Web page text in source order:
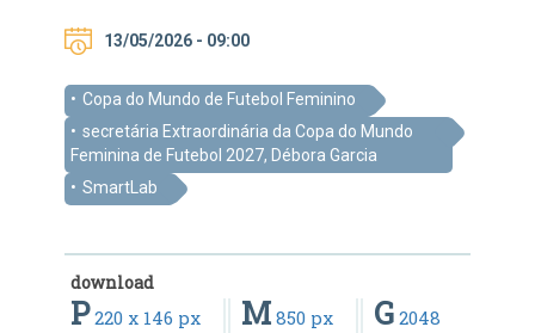
13/05/2026 - 09:00
Copa do Mundo de Futebol Feminino
secretária Extraordinária da Copa do Mundo
Feminina de Futebol 2027, Débora Garcia
SmartLab
download
P220 x 146 px M 850 px G 2048